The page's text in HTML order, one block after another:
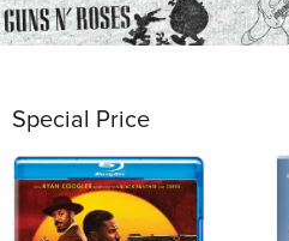
Special Price